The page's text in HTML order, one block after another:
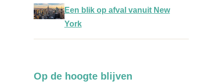
Een blik op afval vanuit New
York
Op de hoogte blijven